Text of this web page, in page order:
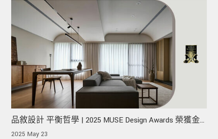
品敘設計 平衡哲學 | 2025 MUSE Design Awards 榮獲金
獎！
2025 May 23